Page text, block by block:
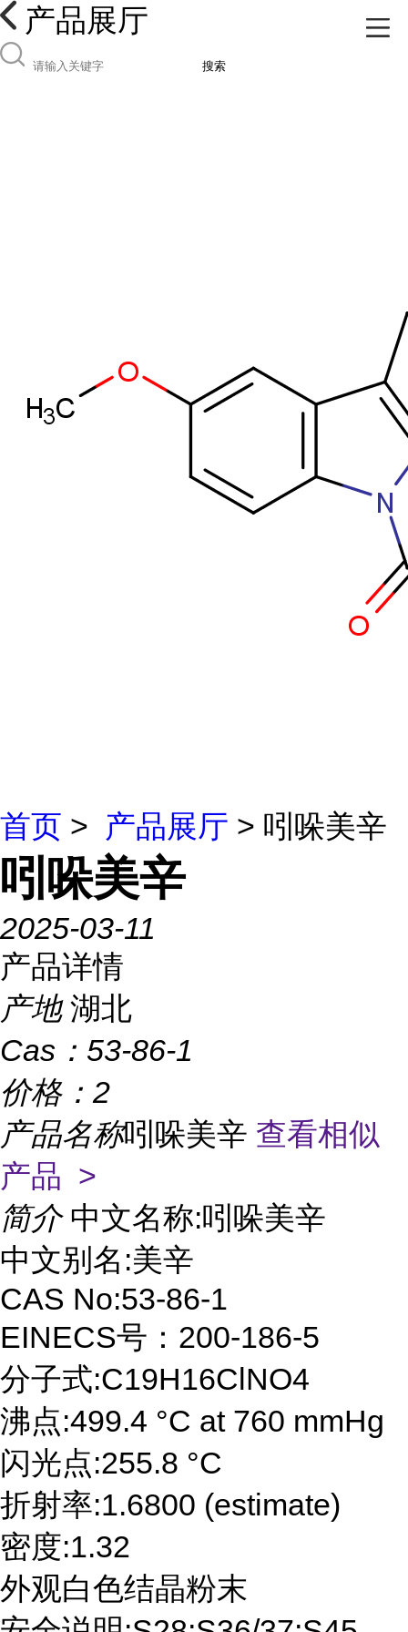
产品展厅
搜索
首页 > 产品展厅 > 吲哚美辛
吲哚美辛
2025-03-11
产品详情
产地 湖北
Cas： 53-86-1
价格： 2
产品名称吲哚美辛 查看相似
产品 >
简介 中文名称:吲哚美辛
中文别名:美辛
CAS No:53-86-1
EINECS号：200-186-5
分子式:C19H16ClNO4
沸点:499.4 °C at 760 mmHg
闪光点:255.8 °C
折射率:1.6800 (estimate)
密度:1.32
外观白色结晶粉末